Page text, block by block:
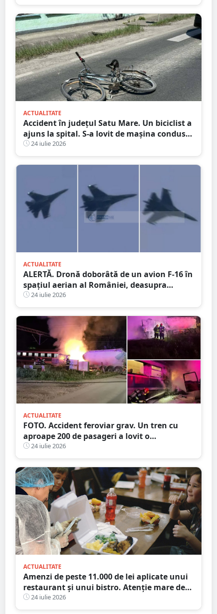
ACTUALITATE
Accident în județul Satu Mare. Un biciclist a
ajuns la spital. S-a lovit de mașina condusă
de un tânăr șofer
24 iulie 2026
ACTUALITATE
ALERTĂ. Dronă doborâtă de un avion F-16 în
spațiul aerian al României, deasupra
județului Buzău
24 iulie 2026
ACTUALITATE
FOTO. Accident feroviar grav. Un tren cu
aproape 200 de pasageri a lovit o
autocisternă, care a luat foc
24 iulie 2026
ACTUALITATE
Amenzi de peste 11.000 de lei aplicate unui
restaurant și unui bistro. Atenție mare de
unde mâncați
24 iulie 2026